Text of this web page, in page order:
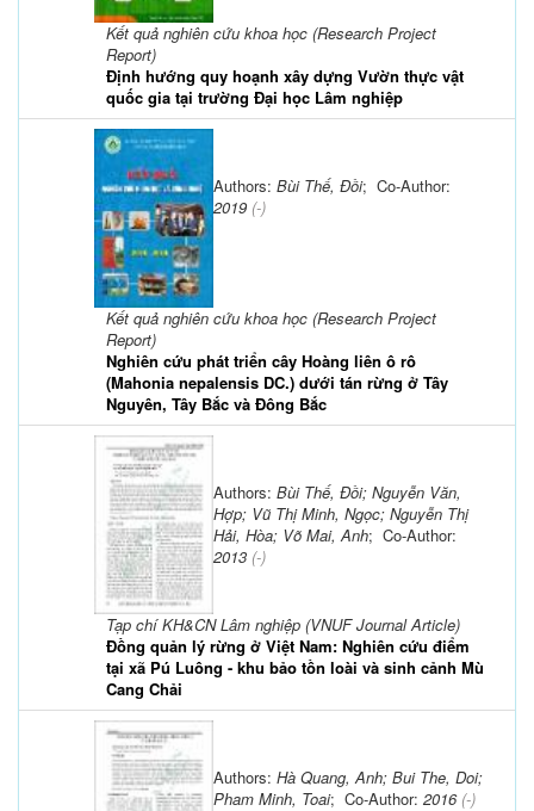
Kết quả nghiên cứu khoa học (Research Project
Report)
Định hướng quy hoạnh xây dựng Vườn thực vật
quốc gia tại trường Đại học Lâm nghiệp
Kết quả nghiên cứu khoa học (Research Project
Report)
Nghiên cứu phát triển cây Hoàng liên ô rô
(Mahonia nepalensis DC.) dưới tán rừng ở Tây
Nguyên, Tây Bắc và Đông Bắc
Authors: Bùi Thế, Đồi; Co-Author:
2019 (-)
Tạp chí KH&CN Lâm nghiệp (VNUF Journal Article)
Đồng quản lý rừng ở Việt Nam: Nghiên cứu điểm
tại xã Pú Luông - khu bảo tồn loài và sinh cảnh Mù
Cang Chải
Authors: Bùi Thế, Đồi; Nguyễn Văn,
Hợp; Vũ Thị Minh, Ngọc; Nguyễn Thị
Hải, Hòa; Võ Mai, Anh; Co-Author:
2013 (-)
Authors: Hà Quang, Anh; Bui The, Doi;
Pham Minh, Toai; Co-Author: 2016(-)